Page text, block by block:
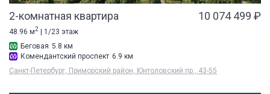
2-комнатная квартира 10 074 499 ₽
48.96 м2
| 1/23 этаж
Беговая 5.8 км
Комендантский проспект 6.9 км
Санкт-Петербург, Приморский район, Юнтоловский пр., 43-55